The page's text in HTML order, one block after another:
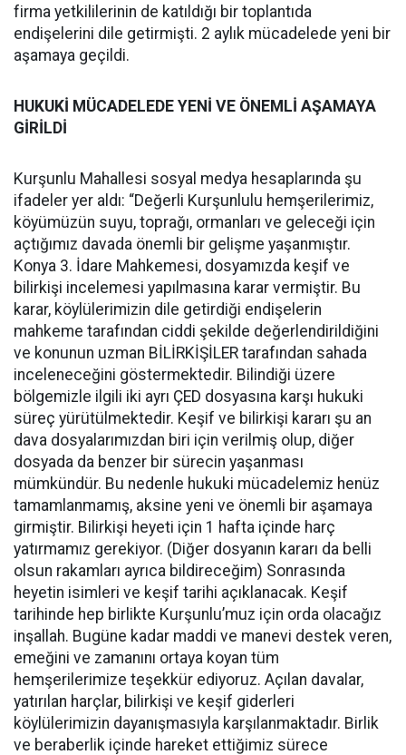
firma yetkililerinin de katıldığı bir toplantıda
endişelerini dile getirmişti. 2 aylık mücadelede yeni bir
aşamaya geçildi.
HUKUKİ MÜCADELEDE YENİ VE ÖNEMLİ AŞAMAYA
GİRİLDİ
Kurşunlu Mahallesi sosyal medya hesaplarında şu
ifadeler yer aldı: “Değerli Kurşunlulu hemşerilerimiz,
köyümüzün suyu, toprağı, ormanları ve geleceği için
açtığımız davada önemli bir gelişme yaşanmıştır.
Konya 3. İdare Mahkemesi, dosyamızda keşif ve
bilirkişi incelemesi yapılmasına karar vermiştir. Bu
karar, köylülerimizin dile getirdiği endişelerin
mahkeme tarafından ciddi şekilde değerlendirildiğini
ve konunun uzman BİLİRKİŞİLER tarafından sahada
inceleneceğini göstermektedir. Bilindiği üzere
bölgemizle ilgili iki ayrı ÇED dosyasına karşı hukuki
süreç yürütülmektedir. Keşif ve bilirkişi kararı şu an
dava dosyalarımızdan biri için verilmiş olup, diğer
dosyada da benzer bir sürecin yaşanması
mümkündür. Bu nedenle hukuki mücadelemiz henüz
tamamlanmamış, aksine yeni ve önemli bir aşamaya
girmiştir. Bilirkişi heyeti için 1 hafta içinde harç
yatırmamız gerekiyor. (Diğer dosyanın kararı da belli
olsun rakamları ayrıca bildireceğim) Sonrasında
heyetin isimleri ve keşif tarihi açıklanacak. Keşif
tarihinde hep birlikte Kurşunlu’muz için orda olacağız
inşallah. Bugüne kadar maddi ve manevi destek veren,
emeğini ve zamanını ortaya koyan tüm
hemşerilerimize teşekkür ediyoruz. Açılan davalar,
yatırılan harçlar, bilirkişi ve keşif giderleri
köylülerimizin dayanışmasıyla karşılanmaktadır. Birlik
ve beraberlik içinde hareket ettiğimiz sürece